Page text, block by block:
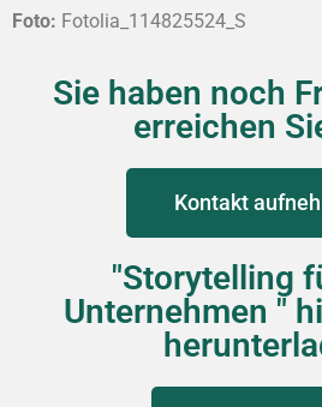
Foto: Fotolia_114825524_S
Sie haben noch
erreichen
Kontakt
"Storytelling
Unternehmen "